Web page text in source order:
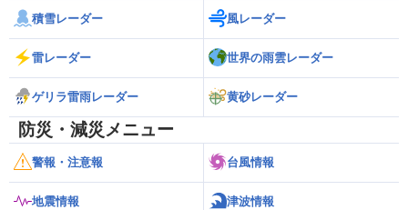
積雪レーダー 風レーダー
雷レーダー 世界の雨雲レーダー
ゲリラ雷雨レーダー 黄砂レーダー
防災・減災メニュー
警報・注意報 台風情報
地震情報 津波情報